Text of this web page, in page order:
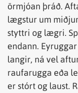
örmjóan þráð.
lægstur um
styttri og lægri.
endann.
langir, ná vel
raufarugga eða
er stórt og laust.